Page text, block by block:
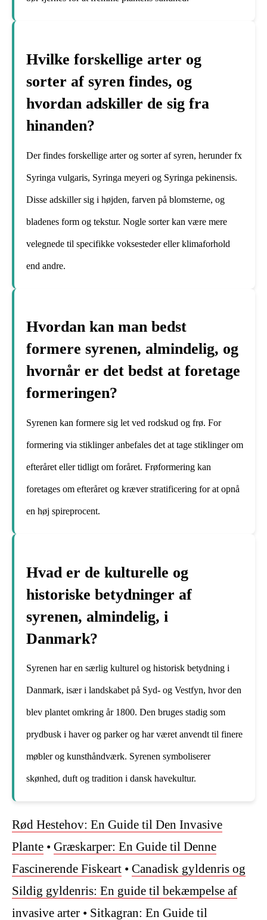
Hvilke forskellige arter og
sorter af syren findes, og
hvordan adskiller de sig fra
hinanden?
Der findes forskellige arter og sorter af syren, herunder fx
Syringa vulgaris, Syringa meyeri og Syringa pekinensis.
Disse adskiller sig i højden, farven på blomsterne, og
bladenes form og tekstur. Nogle sorter kan være mere
velegnede til specifikke voksesteder eller klimaforhold
end andre.
Hvordan kan man bedst
formere syrenen, almindelig, og
hvornår er det bedst at foretage
formeringen?
Syrenen kan formere sig let ved rodskud og frø. For
formering via stiklinger anbefales det at tage stiklinger om
efteråret eller tidligt om foråret. Frøformering kan
foretages om efteråret og kræver stratificering for at opnå
en høj spireprocent.
Hvad er de kulturelle og
historiske betydninger af
syrenen, almindelig, i
Danmark?
Syrenen har en særlig kulturel og historisk betydning i
Danmark, især i landskabet på Syd- og Vestfyn, hvor den
blev plantet omkring år 1800. Den bruges stadig som
prydbusk i haver og parker og har været anvendt til finere
møbler og kunsthåndværk. Syrenen symboliserer
skønhed, duft og tradition i dansk havekultur.
Rød Hestehov: En Guide til Den Invasive
Plante • Græskarper: En Guide til Denne
Fascinerende Fiskeart • Canadisk gyldenris og
Sildig gyldenris: En guide til bekæmpelse af
invasive arter • Sitkagran: En Guide til